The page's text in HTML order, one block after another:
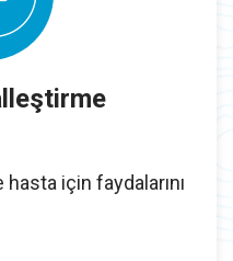
için faydalarını